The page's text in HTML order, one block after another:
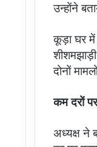
उन्होंने
कूड़ा घर में
दोनों
कम दरों
अध्यक्ष ने